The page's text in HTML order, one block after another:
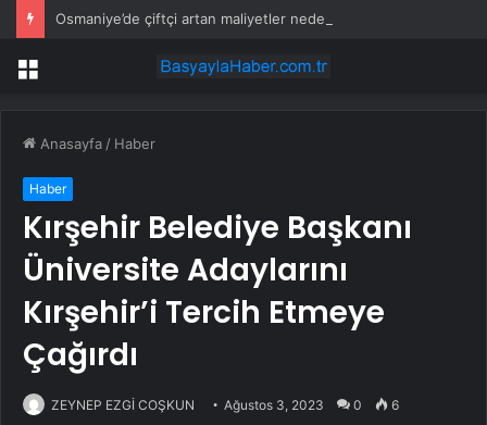
Menü
Anasayfa / Haber
Haber
Kırşehir Belediye Başkanı
Üniversite Adaylarını
Kırşehir’i Tercih Etmeye
Çağırdı
ZEYNEP EZGİ COŞKUN Ağustos 3, 2023 0 6